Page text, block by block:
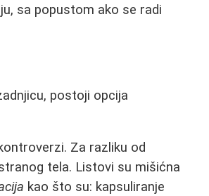
sa popustom ako se radi
postoji opcija
Za razliku od
tela. Listovi su mišićna
kao što su: kapsuliranje